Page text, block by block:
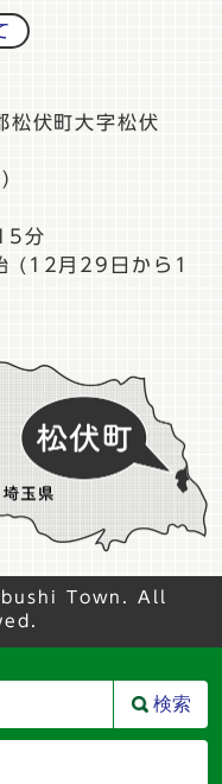
伏町大字松伏
分
(12月29日から1
Town. All
検索